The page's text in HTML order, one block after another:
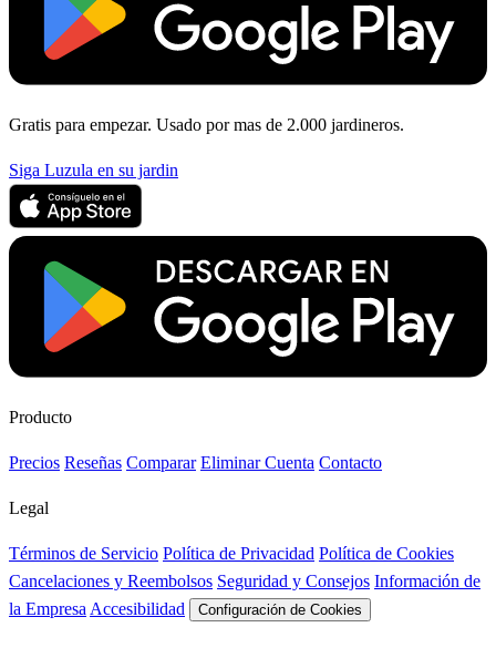
Gratis para empezar. Usado por mas de 2.000 jardineros.
Siga Luzula en su jardin
Producto
Precios Reseñas Comparar Eliminar Cuenta Contacto
Legal
Términos de Servicio Política de Privacidad Política de Cookies
Cancelaciones y Reembolsos Seguridad y Consejos Información de
la Empresa Accesibilidad Configuración de Cookies